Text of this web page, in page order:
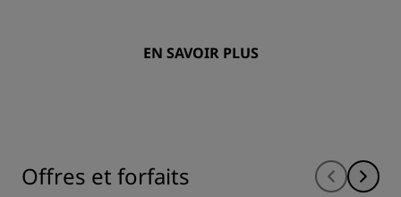
EN SAVOIR PLUS
Offres et forfaits